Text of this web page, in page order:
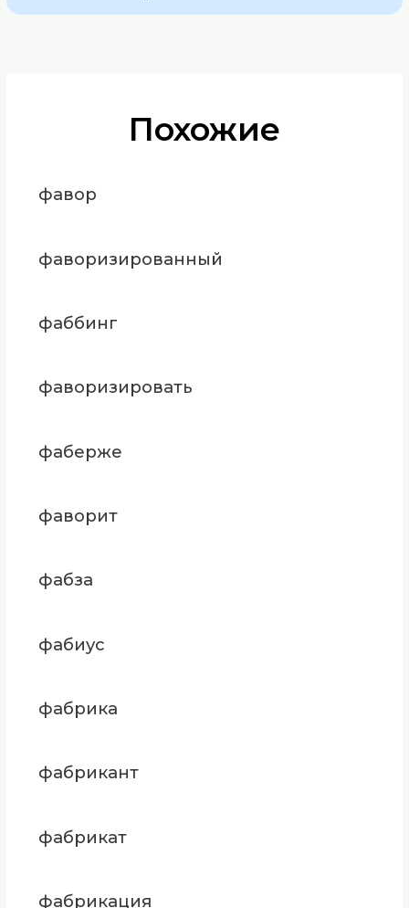
Похожие
фавор
фаворизированный
фаббинг
фаворизировать
фаберже
фаворит
фабза
фабиус
фабрика
фабрикант
фабрикат
фабрикация